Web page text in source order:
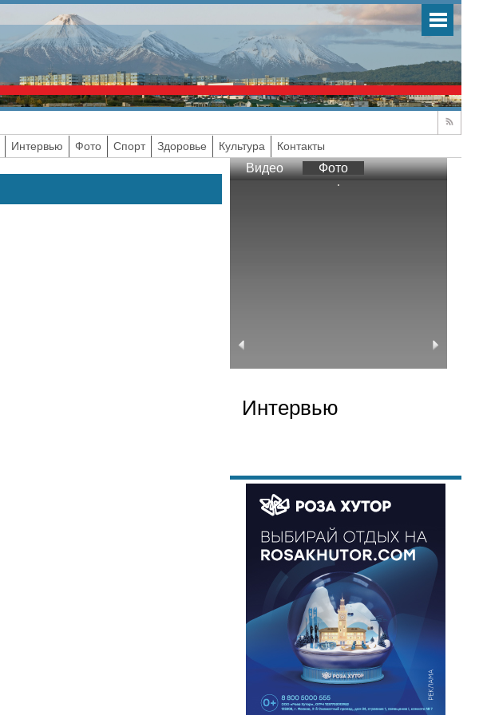
Интервью Фото Спорт Здоровье Культура Контакты
Видео Фото
Интервью